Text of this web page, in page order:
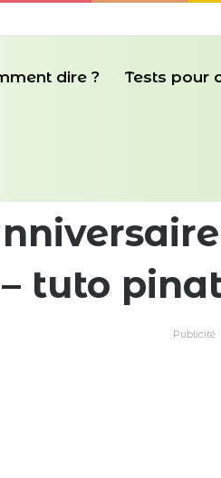
dire ? Tests pour
tuto
Publicité